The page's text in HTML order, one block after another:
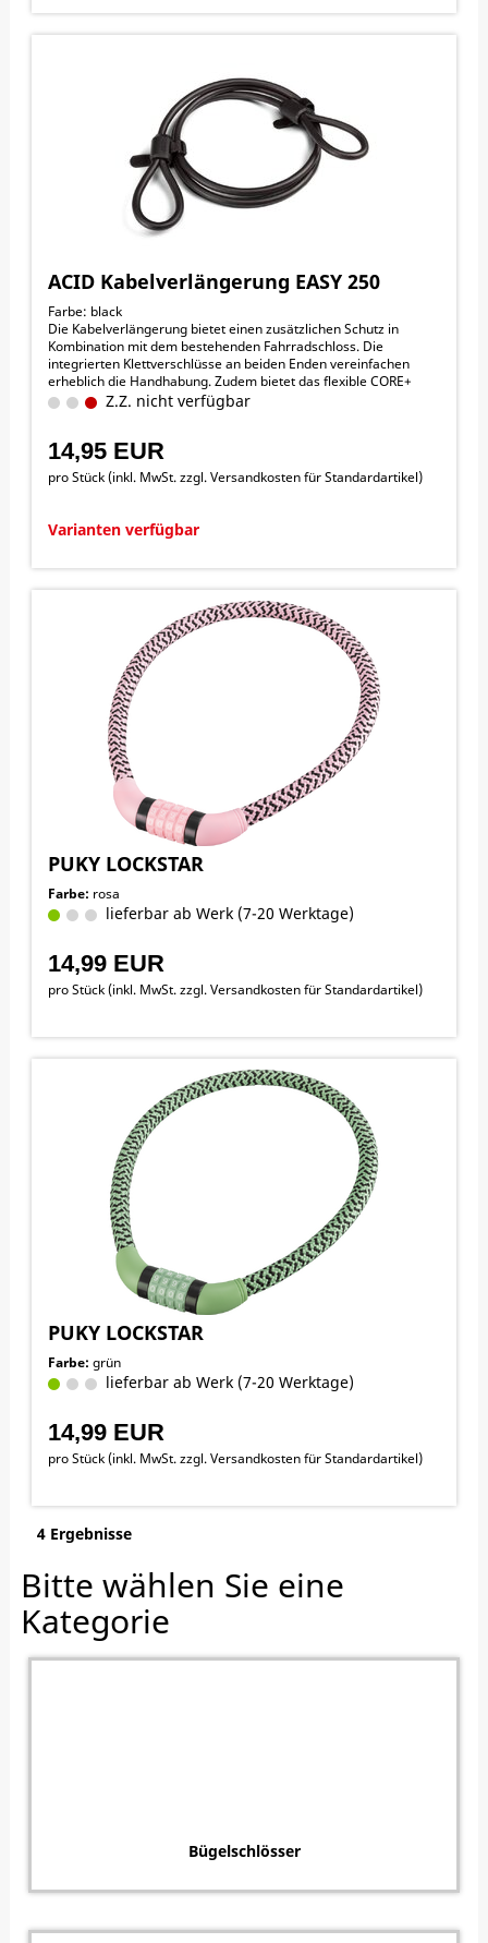
ACID Kabelverlängerung EASY 250
Farbe: black
Die Kabelverlängerung bietet einen zusätzlichen Schutz in
Kombination mit dem bestehenden Fahrradschloss. Die
integrierten Klettverschlüsse an beiden Enden vereinfachen
erheblich die Handhabung. Zudem bietet das flexible CORE+
Stahlkabel mehr Sicherheit als die herkömmliche Variante. Der
optimale Schutz um weiter Fahrräder, Anbauteile oder Zubehör
Z.Z. nicht verfügbar
14,95 EUR
pro Stück (inkl. MwSt. zzgl.Versandkosten für Standardartikel)
Varianten verfügbar
PUKY LOCKSTAR
Farbe: rosa
lieferbar ab Werk (7-20 Werktage)
14,99 EUR
pro Stück (inkl. MwSt. zzgl.Versandkosten für Standardartikel)
PUKY LOCKSTAR
Farbe: grün
lieferbar ab Werk (7-20 Werktage)
14,99 EUR
pro Stück (inkl. MwSt. zzgl.Versandkosten für Standardartikel)
4 Ergebnisse
Bitte wählen Sie eine
Kategorie
Bügelschlösser